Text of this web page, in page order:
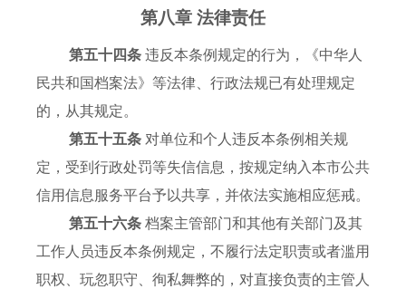
第八章 法律责任
第五十四条 违反本条例规定的行为，《中华人
民共和国档案法》等法律、行政法规已有处理规定
的，从其规定。
第五十五条 对单位和个人违反本条例相关规
定，受到行政处罚等失信信息，按规定纳入本市公共
信用信息服务平台予以共享，并依法实施相应惩戒。
第五十六条 档案主管部门和其他有关部门及其
工作人员违反本条例规定，不履行法定职责或者滥用
职权、玩忽职守、徇私舞弊的，对直接负责的主管人